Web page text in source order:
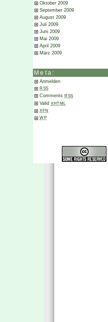
Oktober 2009
September 2009
August 2009
Juli 2009
Juni 2009
Mai 2009
April 2009
März 2009
Meta:
Anmelden
RSS
Comments RSS
Valid XHTML
XFN
WP